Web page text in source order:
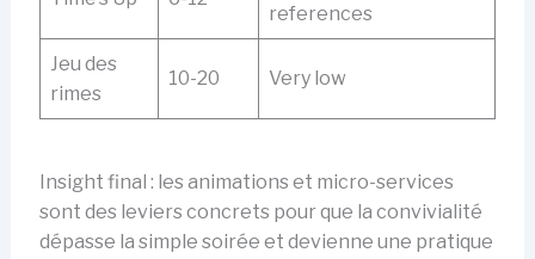
references
Jeu des
rimes
10-20 Very low
Insight final : les animations et micro-services
sont des leviers concrets pour que la convivialité
dépasse la simple soirée et devienne une pratique